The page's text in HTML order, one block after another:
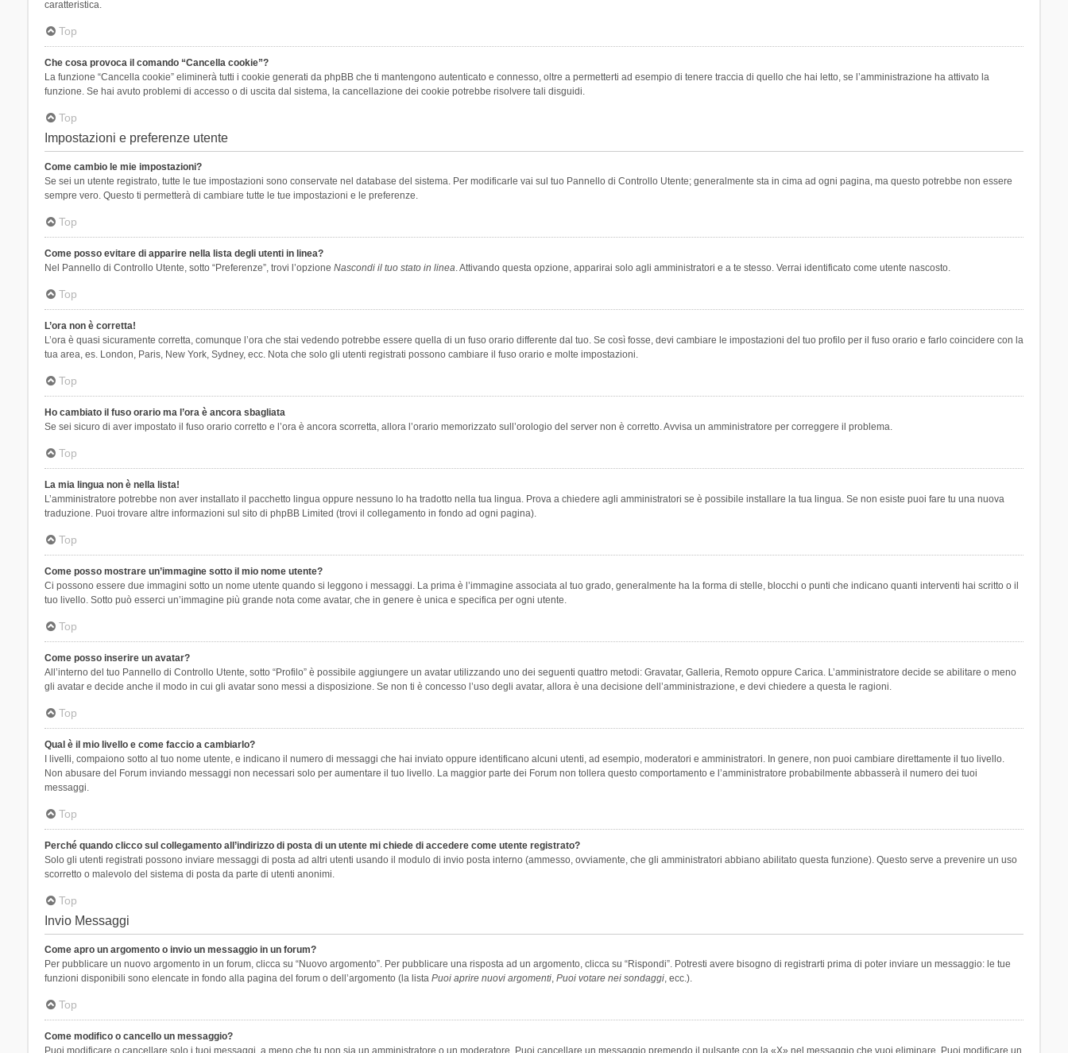
caratteristica.
Top
Che cosa provoca il comando “Cancella cookie”?
La funzione “Cancella cookie” eliminerà tutti i cookie generati da phpBB che ti mantengono autenticato e connesso, oltre a permetterti ad esempio di tenere traccia di quello che hai letto, se l’amministrazione ha attivato la
funzione. Se hai avuto problemi di accesso o di uscita dal sistema, la cancellazione dei cookie potrebbe risolvere tali disguidi.
Top
Impostazioni e preferenze utente
Come cambio le mie impostazioni?
Se sei un utente registrato, tutte le tue impostazioni sono conservate nel database del sistema. Per modificarle vai sul tuo Pannello di Controllo Utente; generalmente sta in cima ad ogni pagina, ma questo potrebbe non essere
sempre vero. Questo ti permetterà di cambiare tutte le tue impostazioni e le preferenze.
Top
Come posso evitare di apparire nella lista degli utenti in linea?
Nel Pannello di Controllo Utente, sotto “Preferenze”, trovi l’opzione Nascondi il tuo stato in linea. Attivando questa opzione, apparirai solo agli amministratori e a te stesso. Verrai identificato come utente nascosto.
Top
L’ora non è corretta!
L’ora è quasi sicuramente corretta, comunque l’ora che stai vedendo potrebbe essere quella di un fuso orario differente dal tuo. Se così fosse, devi cambiare le impostazioni del tuo profilo per il fuso orario e farlo coincidere con la
tua area, es. London, Paris, New York, Sydney, ecc. Nota che solo gli utenti registrati possono cambiare il fuso orario e molte impostazioni.
Top
Ho cambiato il fuso orario ma l’ora è ancora sbagliata
Se sei sicuro di aver impostato il fuso orario corretto e l’ora è ancora scorretta, allora l’orario memorizzato sull’orologio del server non è corretto. Avvisa un amministratore per correggere il problema.
Top
La mia lingua non è nella lista!
L’amministratore potrebbe non aver installato il pacchetto lingua oppure nessuno lo ha tradotto nella tua lingua. Prova a chiedere agli amministratori se è possibile installare la tua lingua. Se non esiste puoi fare tu una nuova
traduzione. Puoi trovare altre informazioni sul sito di phpBB Limited (trovi il collegamento in fondo ad ogni pagina).
Top
Come posso mostrare un’immagine sotto il mio nome utente?
Ci possono essere due immagini sotto un nome utente quando si leggono i messaggi. La prima è l’immagine associata al tuo grado, generalmente ha la forma di stelle, blocchi o punti che indicano quanti interventi hai scritto o il
tuo livello. Sotto può esserci un’immagine più grande nota come avatar, che in genere è unica e specifica per ogni utente.
Top
Come posso inserire un avatar?
All’interno del tuo Pannello di Controllo Utente, sotto “Profilo” è possibile aggiungere un avatar utilizzando uno dei seguenti quattro metodi: Gravatar, Galleria, Remoto oppure Carica. L’amministratore decide se abilitare o meno
gli avatar e decide anche il modo in cui gli avatar sono messi a disposizione. Se non ti è concesso l’uso degli avatar, allora è una decisione dell’amministrazione, e devi chiedere a questa le ragioni.
Top
Qual è il mio livello e come faccio a cambiarlo?
I livelli, compaiono sotto al tuo nome utente, e indicano il numero di messaggi che hai inviato oppure identificano alcuni utenti, ad esempio, moderatori e amministratori. In genere, non puoi cambiare direttamente il tuo livello.
Non abusare del Forum inviando messaggi non necessari solo per aumentare il tuo livello. La maggior parte dei Forum non tollera questo comportamento e l’amministratore probabilmente abbasserà il numero dei tuoi
messaggi.
Top
Perché quando clicco sul collegamento all’indirizzo di posta di un utente mi chiede di accedere come utente registrato?
Solo gli utenti registrati possono inviare messaggi di posta ad altri utenti usando il modulo di invio posta interno (ammesso, ovviamente, che gli amministratori abbiano abilitato questa funzione). Questo serve a prevenire un uso
scorretto o malevolo del sistema di posta da parte di utenti anonimi.
Top
Invio Messaggi
Come apro un argomento o invio un messaggio in un forum?
Per pubblicare un nuovo argomento in un forum, clicca su “Nuovo argomento”. Per pubblicare una risposta ad un argomento, clicca su “Rispondi”. Potresti avere bisogno di registrarti prima di poter inviare un messaggio: le tue
funzioni disponibili sono elencate in fondo alla pagina del forum o dell’argomento (la lista Puoi aprire nuovi argomenti, Puoi votare nei sondaggi, ecc.).
Top
Come modifico o cancello un messaggio?
Puoi modificare o cancellare solo i tuoi messaggi, a meno che tu non sia un amministratore o un moderatore. Puoi cancellare un messaggio premendo il pulsante con la «X» nel messaggio che vuoi eliminare. Puoi modificare un